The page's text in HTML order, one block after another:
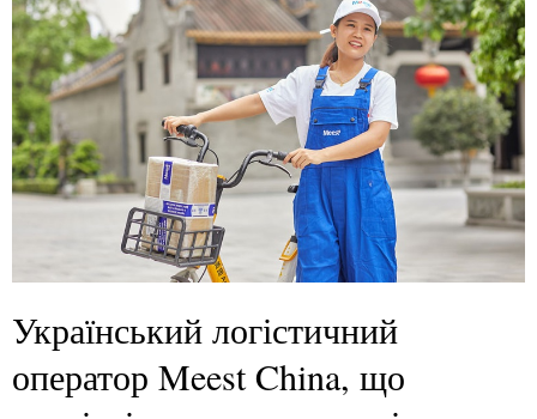
Український логістичний
оператор Meest China, що